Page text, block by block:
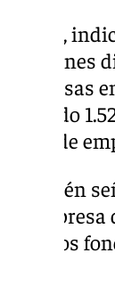
La red,
funciones
empresas
recibido
resto de
También
la
cifró los